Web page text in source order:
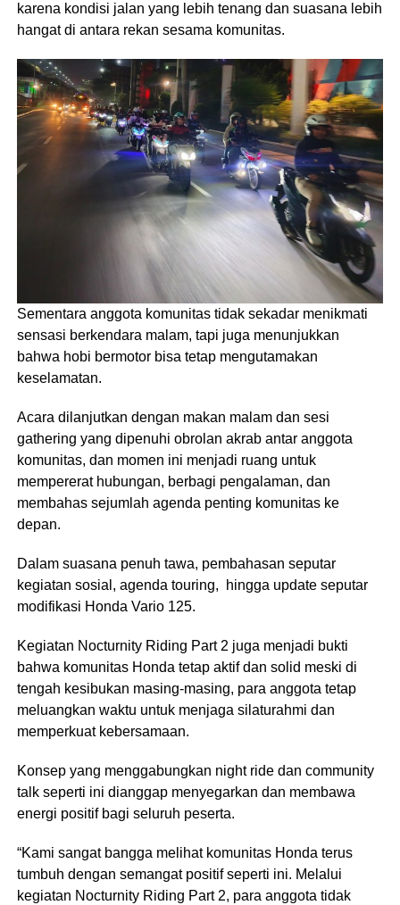
karena kondisi jalan yang lebih tenang dan suasana lebih
hangat di antara rekan sesama komunitas.
Sementara anggota komunitas tidak sekadar menikmati
sensasi berkendara malam, tapi juga menunjukkan
bahwa hobi bermotor bisa tetap mengutamakan
keselamatan.
Acara dilanjutkan dengan makan malam dan sesi
gathering yang dipenuhi obrolan akrab antar anggota
komunitas, dan momen ini menjadi ruang untuk
mempererat hubungan, berbagi pengalaman, dan
membahas sejumlah agenda penting komunitas ke
depan.
Dalam suasana penuh tawa, pembahasan seputar
kegiatan sosial, agenda touring, hingga update seputar
modifikasi Honda Vario 125.
Kegiatan Nocturnity Riding Part 2 juga menjadi bukti
bahwa komunitas Honda tetap aktif dan solid meski di
tengah kesibukan masing-masing, para anggota tetap
meluangkan waktu untuk menjaga silaturahmi dan
memperkuat kebersamaan.
Konsep yang menggabungkan night ride dan community
talk seperti ini dianggap menyegarkan dan membawa
energi positif bagi seluruh peserta.
“Kami sangat bangga melihat komunitas Honda terus
tumbuh dengan semangat positif seperti ini. Melalui
kegiatan Nocturnity Riding Part 2, para anggota tidak